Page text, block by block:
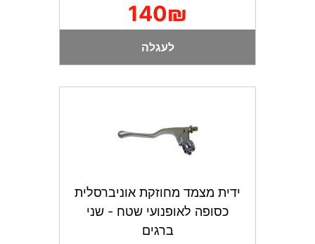
140₪
לעגלה
ידית מצמד מחוזקת אוניברסלית
כסופה לאופנועי שטח - שני
ברגים